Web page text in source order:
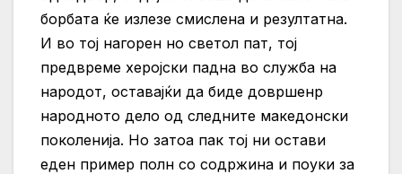
борбата ќе излезе смислена и резултатна.
И во тој нагорен но светол пат, тој
предвреме херојски падна во служба на
народот, оставајќи да биде довршенр
народното дело од следните македонски
поколенија. Но затоа пак тој ни остави
еден пример полн со содржина и поуки за